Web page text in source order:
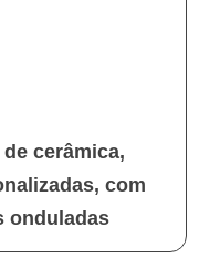
cerâmica,
com
onduladas